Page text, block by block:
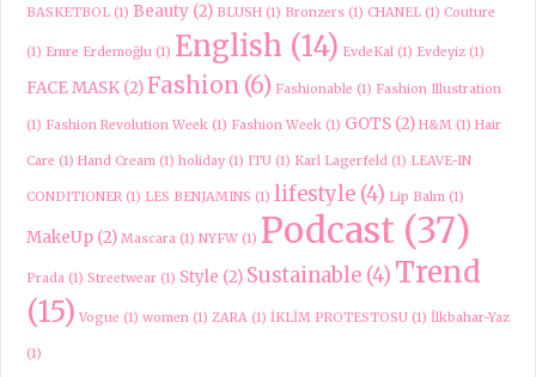
BASKETBOL (1) Beauty (2) BLUSH (1) Bronzers (1) CHANEL (1) Couture
(1) Emre Erdemoğlu (1) English (14) EvdeKal (1) Evdeyiz (1)
FACE MASK (2) Fashion (6) Fashionable (1) Fashion Illustration
(1) Fashion Revolution Week (1) Fashion Week (1) GOTS (2) H&M (1) Hair
Care (1) Hand Cream (1) holiday (1) ITU (1) Karl Lagerfeld (1) LEAVE-IN
CONDITIONER (1) LES BENJAMINS (1) lifestyle (4) Lip Balm (1)
MakeUp (2) Mascara (1) NYFW (1) Podcast (37)
Prada (1) Streetwear (1) Style (2) Sustainable (4) Trend
(15) Vogue (1) women (1) ZARA (1) İKLİM PROTESTOSU (1) İlkbahar-Yaz
(1)